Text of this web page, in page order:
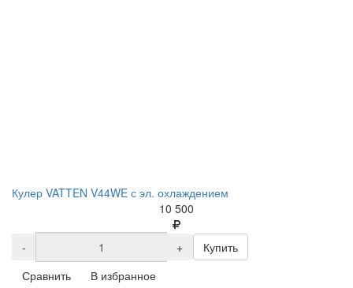
Кулер VATTEN V44WE с эл. охлаждением
10 500
- +
Купить
Сравнить
В избранное